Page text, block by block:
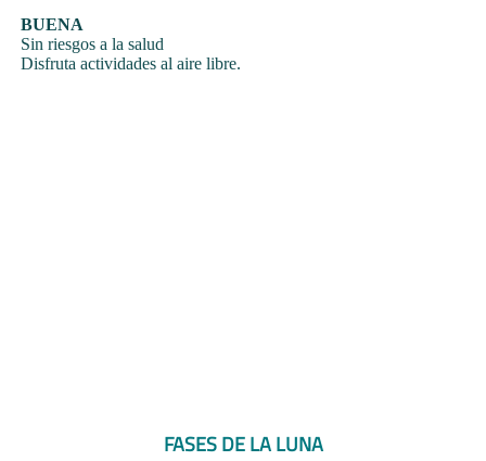
BUENA
Sin riesgos a la salud
Disfruta actividades al aire libre.
FASES DE LA LUNA